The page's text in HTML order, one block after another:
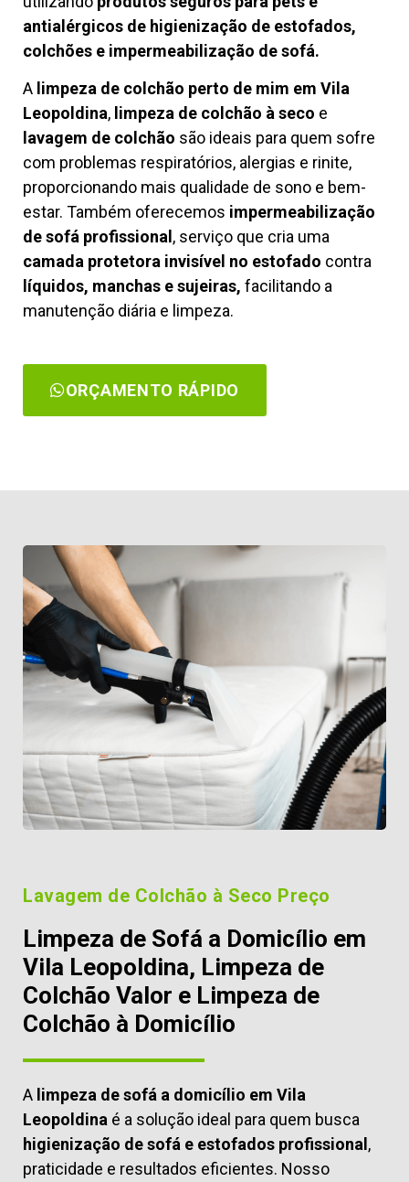
antialérgicos de higienização de estofados,
colchões e impermeabilização de sofá.
A limpeza de colchão perto de mim em Vila
Leopoldina, limpeza de colchão à seco e
lavagem de colchão são ideais para quem sofre
com problemas respiratórios, alergias e rinite,
proporcionando mais qualidade de sono e bem-
estar. Também oferecemos impermeabilização
de sofá profissional , serviço que cria uma
camada protetora invisível no estofado contra
líquidos, manchas e sujeiras, facilitando a
manutenção diária e limpeza.
ORÇAMENTO RÁPIDO
Lavagem de Colchão à Seco Preço
Limpeza de Sofá a Domicílio em
Vila Leopoldina, Limpeza de
Colchão Valor e Limpeza de
Colchão à Domicílio
A limpeza de sofá a domicílio em Vila
Leopoldina é a solução ideal para quem busca
higienização de sofá e estofados profissional,
praticidade e resultados eficientes. Nosso